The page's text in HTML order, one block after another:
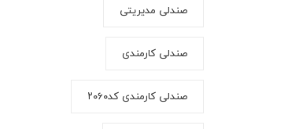
صندلی مدیریتی
صندلی کارمندی
صندلی کارمندی کد۲۰۶۰